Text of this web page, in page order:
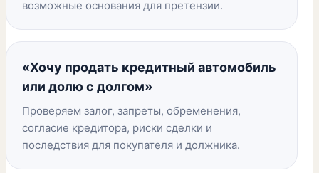
возможные основания для претензии.
«Хочу продать кредитный автомобиль
или долю с долгом»
Проверяем залог, запреты, обременения,
согласие кредитора, риски сделки и
последствия для покупателя и должника.